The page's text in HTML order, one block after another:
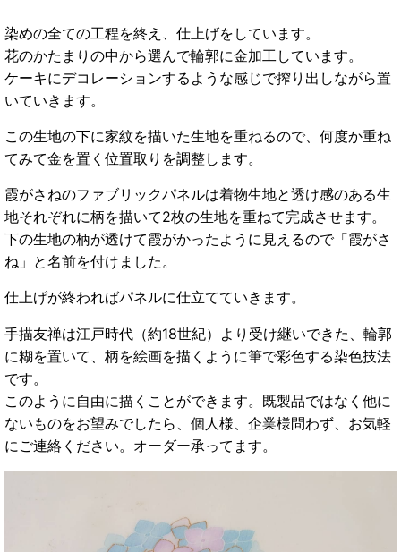
染めの全ての工程を終え、仕上げをしています。
花のかたまりの中から選んで輪郭に金加工しています。
ケーキにデコレーションするような感じで搾り出しながら置
いていきます。
この生地の下に家紋を描いた生地を重ねるので、何度か重ね
てみて金を置く位置取りを調整します。
霞がさねのファブリックパネルは着物生地と透け感のある生
地それぞれに柄を描いて2枚の生地を重ねて完成させます。
下の生地の柄が透けて霞がかったように見えるので「霞がさ
ね」と名前を付けました。
仕上げが終わればパネルに仕立てていきます。
手描友禅は江戸時代（約18世紀）より受け継いできた、輪郭
に糊を置いて、柄を絵画を描くように筆で彩色する染色技法
です。
このように自由に描くことができます。既製品ではなく他に
ないものをお望みでしたら、個人様、企業様問わず、お気軽
にご連絡ください。オーダー承ってます。